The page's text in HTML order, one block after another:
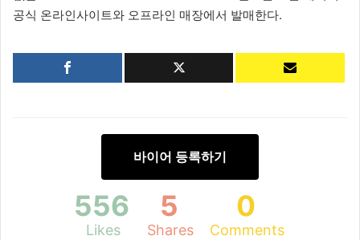
공식 온라인사이트와 오프라인 매장에서 발매한다.
바이어 등록하기
556
Likes
5
Shares
0
Comments